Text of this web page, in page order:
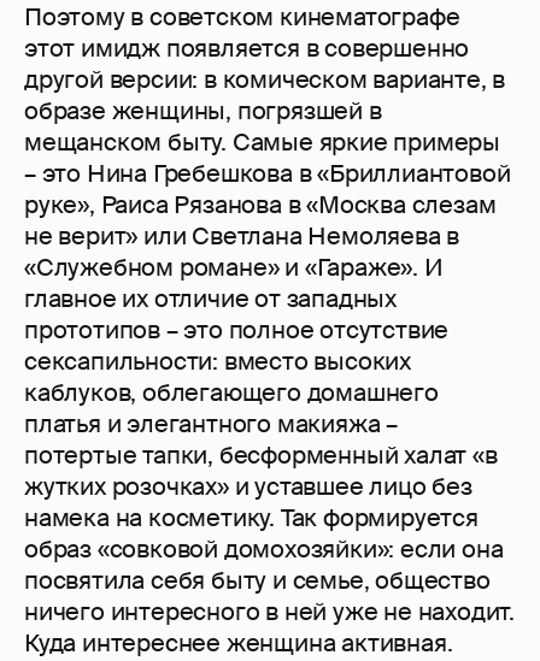
Поэтому в советском кинематографе
этот имидж появляется в совершенно
другой версии: в комическом варианте, в
образе женщины, погрязшей в
мещанском быту. Самые яркие примеры
– это Нина Гребешкова в «Бриллиантовой
руке», Раиса Рязанова в «Москва слезам
не верит» или Светлана Немоляева в
«Служебном романе» и «Гараже». И
главное их отличие от западных
прототипов – это полное отсутствие
сексапильности: вместо высоких
каблуков, облегающего домашнего
платья и элегантного макияжа –
потертые тапки, бесформенный халат «в
жутких розочках» и уставшее лицо без
намека на косметику. Так формируется
образ «совковой домохозяйки»: если она
посвятила себя быту и семье, общество
ничего интересного в ней уже не находит.
Куда интереснее женщина активная.